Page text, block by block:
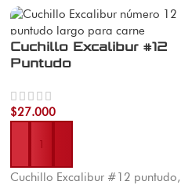
Colombia.
Cuchillo Excalibur #12
Puntudo
$27.000
Añadir al carrito
Cuchillo Excalibur #12 puntudo,